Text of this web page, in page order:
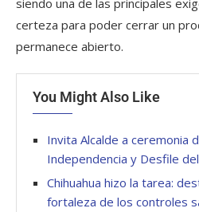
siendo una de las principales
certeza para poder cerrar un
permanece abierto.
You Might Also Like
Invita Alcalde a ceremonia
Independencia y Desfile
Chihuahua hizo la tarea:
fortaleza de los controles